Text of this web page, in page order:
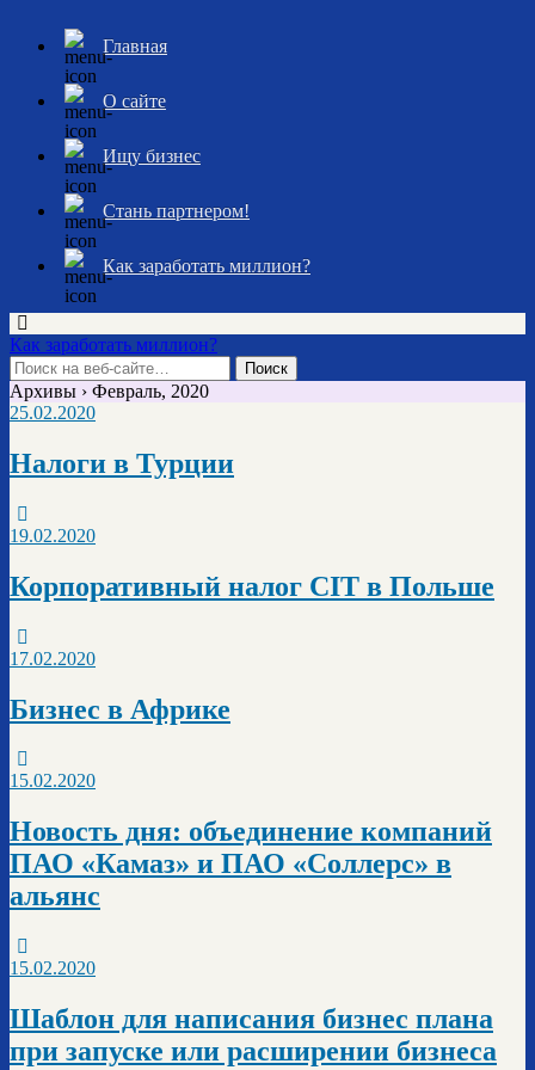
Главная
О сайте
Ищу бизнес
Стань партнером!
Как заработать миллион?
Как заработать миллион?
Архивы › Февраль, 2020
25.02.2020
Налоги в Турции
19.02.2020
Корпоративный налог CIT в Польше
17.02.2020
Бизнес в Африке
15.02.2020
Новость дня: объединение компаний
ПАО «Камаз» и ПАО «Соллерс» в
альянс
15.02.2020
Шаблон для написания бизнес плана
при запуске или расширении бизнеса